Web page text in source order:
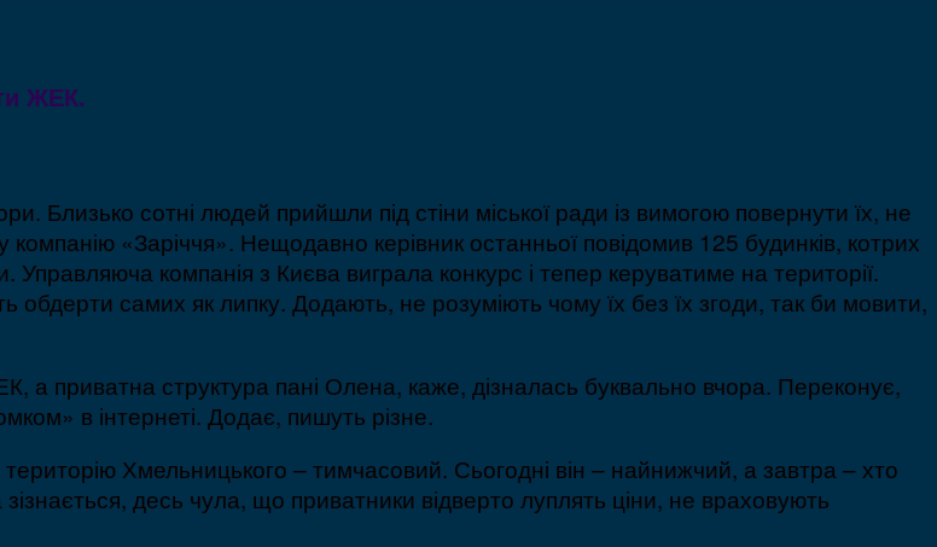
ЖЕК.
Близько сотні людей прийшли під стіни міської ради із вимогою повернути їх, не
«Заріччя». Нещодавно керівник останньої повідомив 125 будинків, котрих
компанія з Києва виграла конкурс і тепер керуватиме на території.
обдерти самих як липку. Додають, не розуміють чому їх без їх згоди, так би мовити,
а приватна структура пані Олена, каже, дізналась буквально вчора. Переконує,
в інтернеті. Додає, пишуть різне.
Хмельницького – тимчасовий. Сьогодні він – найнижчий, а завтра – хто
десь чула, що приватники відверто луплять ціни, не враховують